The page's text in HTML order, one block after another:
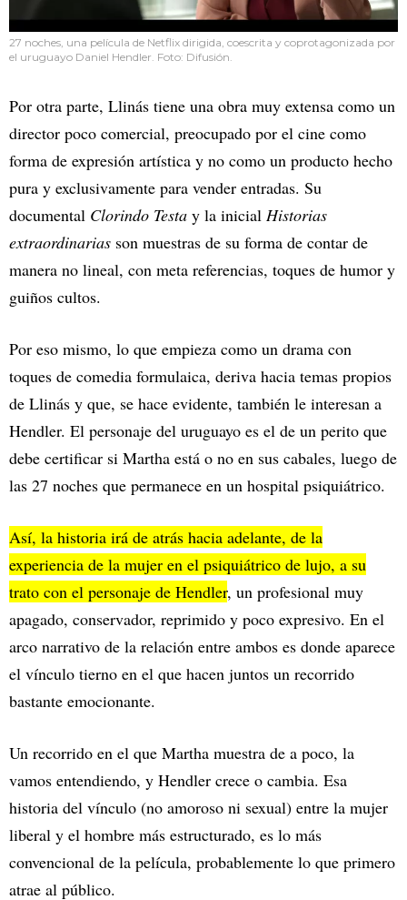
27 noches, una película de Netflix dirigida, coescrita y coprotagonizada por
el uruguayo Daniel Hendler. Foto: Difusión.
Por otra parte, Llinás tiene una obra muy extensa como un
director poco comercial, preocupado por el cine como
forma de expresión artística y no como un producto hecho
pura y exclusivamente para vender entradas. Su
documental Clorindo Testa y la inicial Historias
extraordinarias son muestras de su forma de contar de
manera no lineal, con meta referencias, toques de humor y
guiños cultos.
Por eso mismo, lo que empieza como un drama con
toques de comedia formulaica, deriva hacia temas propios
de Llinás y que, se hace evidente, también le interesan a
Hendler. El personaje del uruguayo es el de un perito que
debe certificar si Martha está o no en sus cabales, luego de
las 27 noches que permanece en un hospital psiquiátrico.
Así, la historia irá de atrás hacia adelante, de la
experiencia de la mujer en el psiquiátrico de lujo, a su
trato con el personaje de Hendler, un profesional muy
apagado, conservador, reprimido y poco expresivo. En el
arco narrativo de la relación entre ambos es donde aparece
el vínculo tierno en el que hacen juntos un recorrido
bastante emocionante.
Un recorrido en el que Martha muestra de a poco, la
vamos entendiendo, y Hendler crece o cambia. Esa
historia del vínculo (no amoroso ni sexual) entre la mujer
liberal y el hombre más estructurado, es lo más
convencional de la película, probablemente lo que primero
atrae al público.